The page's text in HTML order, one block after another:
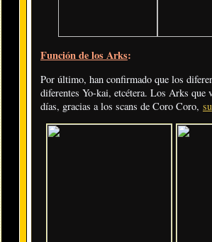
Función de los Arks:
Por último, han confirmado que los
diferentes Yo-kai, etcétera. Los Arks que
días, gracias a los scans de Coro Coro,